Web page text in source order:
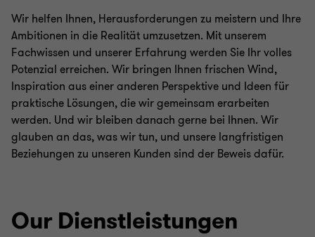
Wir helfen Ihnen, Herausforderungen zu meistern und Ihre
Ambitionen in die Realität umzusetzen. Mit unserem
Fachwissen und unserer Erfahrung werden Sie Ihr volles
Potenzial erreichen. Wir bringen Ihnen frischen Wind,
Inspiration aus einer anderen Perspektive und Ideen für
praktische Lösungen, die wir gemeinsam erarbeiten
werden. Und wir bleiben danach gerne bei Ihnen. Wir
glauben an das, was wir tun, und unsere langfristigen
Beziehungen zu unseren Kunden sind der Beweis dafür.
Our Dienstleistungen